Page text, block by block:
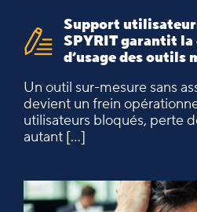
Support
SPYRIT garantit
d’usage des outils
Un outil sur-mesure sans
devient un frein
utilisateurs bloqués, perte
autant […]